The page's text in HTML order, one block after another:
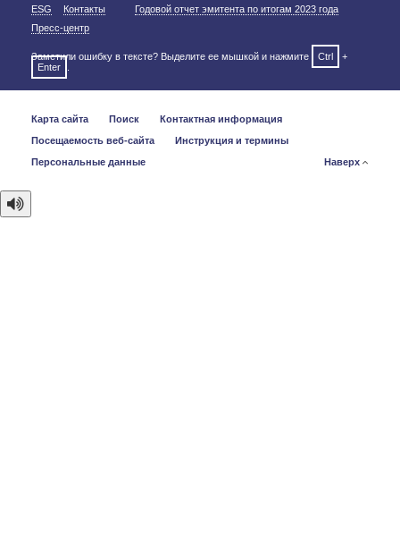
ESG
Контакты
Годовой отчет эмитента по итогам 2023 года
Пресс-центр
Заметили ошибку в тексте? Выделите ее мышкой и нажмите Ctrl
+
Enter
Карта сайта Поиск
Контактная информация
Посещаемость веб-сайта
Инструкция и термины
Персональные данные
Наверх